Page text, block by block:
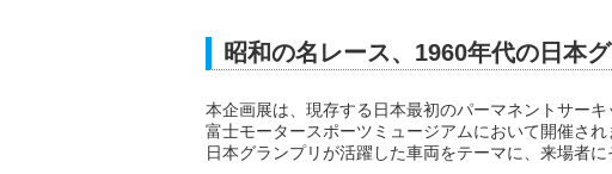
昭和の名レース、1960年代の日本
本企画展は、現存する日本最初のパーマネントサー
富士モータースポーツミュージアムにおいて開催さ
日本グランプリが活躍した車両をテーマに、来場者に